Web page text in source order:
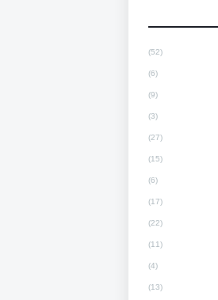
(52)
(6)
(9)
(3)
(27)
(15)
(6)
(17)
(22)
(11)
(4)
(13)